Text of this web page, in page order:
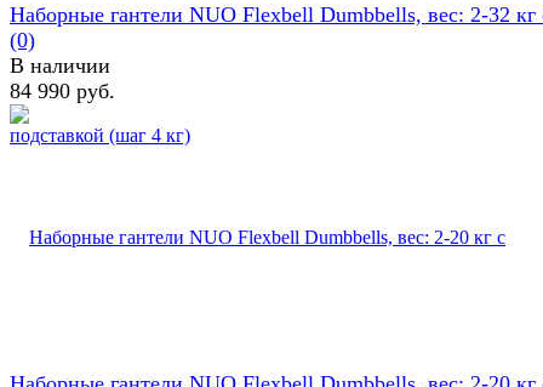
Наборные гантели NUO Flexbell Dumbbells, вес: 2-32
(0)
В наличии
84 990 руб.